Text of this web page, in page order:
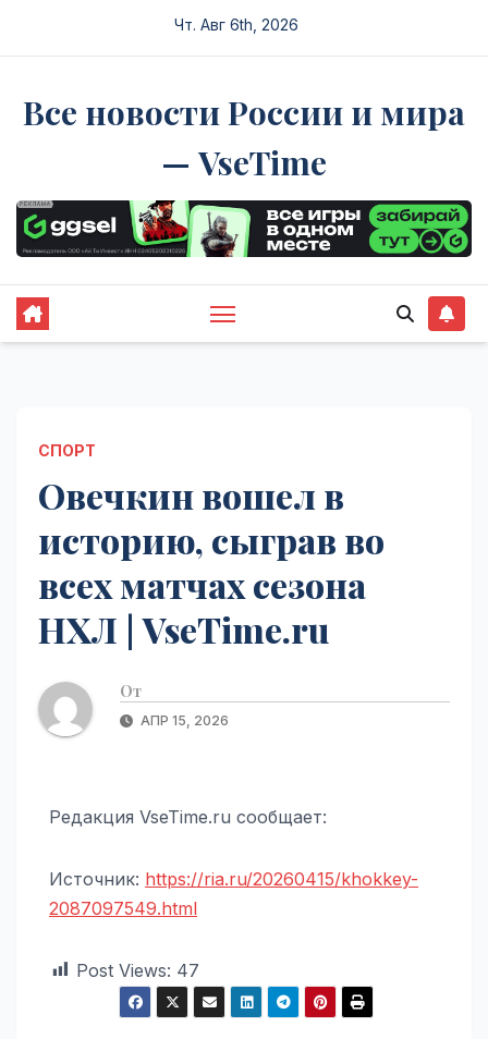
Чт. Авг 6th, 2026
Все новости России и мира
— VseTime
СПОРТ
Овечкин вошел в
историю, сыграв во
всех матчах сезона
НХЛ | VseTime.ru
От
АПР 15, 2026
Редакция VseTime.ru сообщает:
Источник: https://ria.ru/20260415/khokkey-
2087097549.html
Post Views: 47